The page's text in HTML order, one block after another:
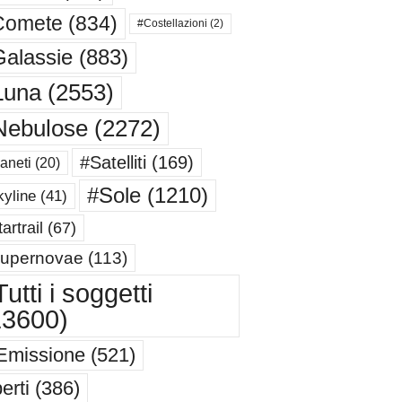
(834) #Costellazioni (2)
(883)
(2553)
(2272)
(20) #Satelliti (169)
(41) #Sole(1210)
(67)
(113)
i soggetti
(521)
(386)